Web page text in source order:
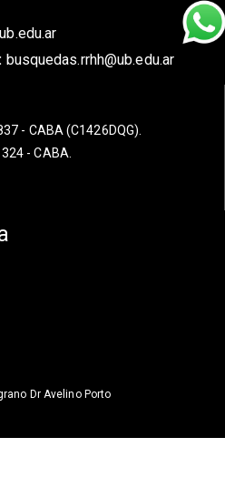
busquedas.rrhh@ub.edu.ar
- CABA (C1426DQG).
- CABA.
Dr Avelino Porto